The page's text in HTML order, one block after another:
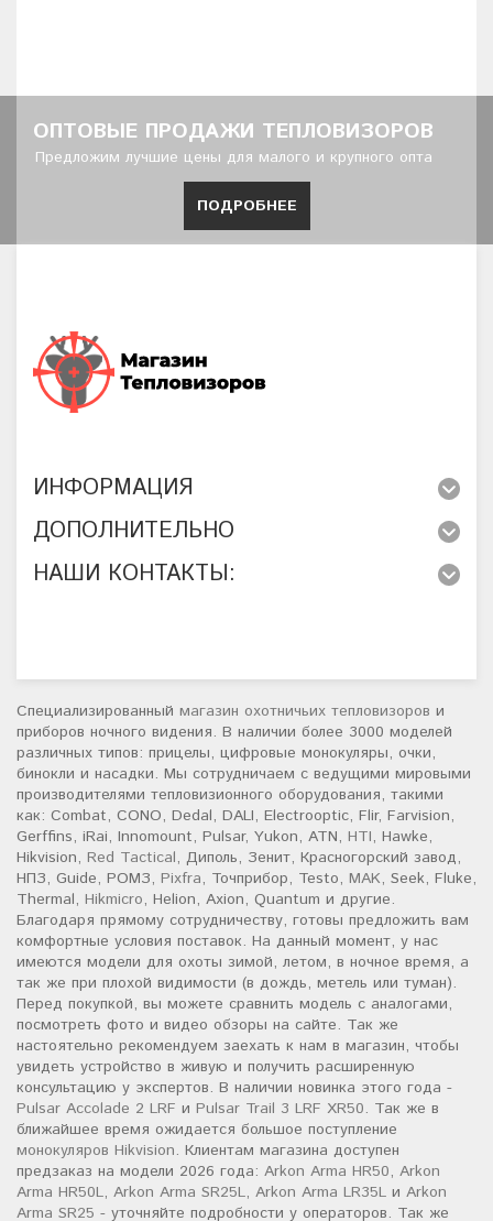
ОПТОВЫЕ ПРОДАЖИ ТЕПЛОВИЗОРОВ
Предложим лучшие цены для малого и крупного опта
ПОДРОБНЕЕ
ИНФОРМАЦИЯ
ДОПОЛНИТЕЛЬНО
НАШИ КОНТАКТЫ:
Специализированный магазин охотничьих тепловизоров и
приборов ночного видения. В наличии более 3000 моделей
различных типов: прицелы, цифровые монокуляры, очки,
бинокли и насадки. Мы сотрудничаем с ведущими мировыми
производителями тепловизионного оборудования, такими
как: Combat, CONO, Dedal, DALI, Electrooptic, Flir, Farvision,
Gerffins, iRai, Innomount, Pulsar, Yukon, ATN, HTI, Hawke,
Hikvision, Red Tactical, Диполь, Зенит, Красногорский завод,
НПЗ, Guide, РОМЗ, Pixfra, Точприбор, Testo, MAK, Seek, Fluke,
Thermal, Hikmicro, Helion, Axion, Quantum и другие.
Благодаря прямому сотрудничеству, готовы предложить вам
комфортные условия поставок. На данный момент, у нас
имеются модели для охоты зимой, летом, в ночное время, а
так же при плохой видимости (в дождь, метель или туман).
Перед покупкой, вы можете сравнить модель с аналогами,
посмотреть фото и видео обзоры на сайте. Так же
настоятельно рекомендуем заехать к нам в магазин, чтобы
увидеть устройство в живую и получить расширенную
консультацию у экспертов. В наличии новинка этого года -
Pulsar Accolade 2 LRF и Pulsar Trail 3 LRF XR50. Так же в
ближайшее время ожидается большое поступление
монокуляров Hikvision. Клиентам магазина доступен
предзаказ на модели 2026 года: Arkon Arma HR50, Arkon
Arma HR50L, Arkon Arma SR25L, Arkon Arma LR35L и Arkon
Arma SR25 - уточняйте подробности у операторов. Так же